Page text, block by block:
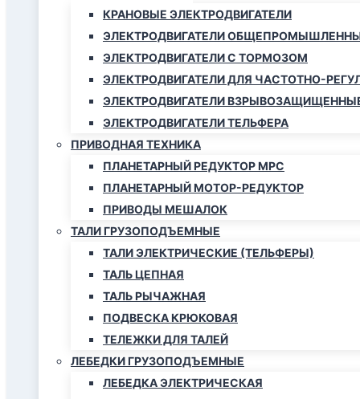
КРАНОВЫЕ ЭЛЕКТРОДВИГАТЕЛИ
ЭЛЕКТРОДВИГАТЕЛИ
ЭЛЕКТРОДВИГАТЕЛИ С ТОРМОЗОМ
ЭЛЕКТРОДВИГАТЕЛИ ДЛЯ ЧАСТОТНО-
ЭЛЕКТРОДВИГАТЕЛИ
ЭЛЕКТРОДВИГАТЕЛИ ТЕЛЬФЕРА
ПРИВОДНАЯ ТЕХНИКА
ПЛАНЕТАРНЫЙ РЕДУКТОР МРС
ПЛАНЕТАРНЫЙ МОТОР-РЕДУКТОР
ПРИВОДЫ МЕШАЛОК
ТАЛИ ГРУЗОПОДЪЕМНЫЕ
ТАЛИ ЭЛЕКТРИЧЕСКИЕ (ТЕЛЬФЕРЫ)
ТАЛЬ ЦЕПНАЯ
ТАЛЬ РЫЧАЖНАЯ
ПОДВЕСКА КРЮКОВАЯ
ТЕЛЕЖКИ ДЛЯ ТАЛЕЙ
ЛЕБЕДКИ ГРУЗОПОДЪЕМНЫЕ
ЛЕБЕДКА ЭЛЕКТРИЧЕСКАЯ